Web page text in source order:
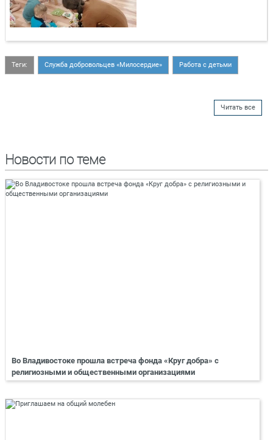
Теги: Служба добровольцев «Милосердие» Работа с детьми
Читать все
Новости по теме
Во Владивостоке прошла встреча фонда «Круг добра» с
религиозными и общественными организациями